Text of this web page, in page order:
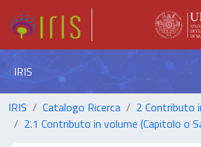
IRIS
IRIS Catalogo Ricerca
2 Contributo
2.1 Contributo in volume (Capitolo o